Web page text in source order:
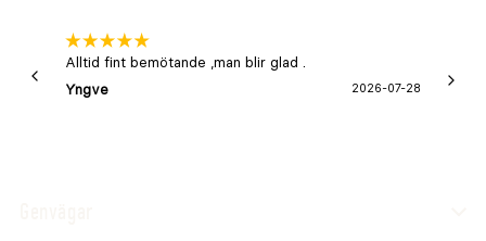
Alltid fint bemötande ,man blir glad .
Yngve
2026-07-28